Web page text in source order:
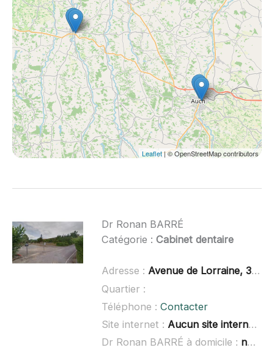
Leaflet| © OpenStreetMap contributors
Dr Ronan BARRÉ
Catégorie : Cabinet dentaire
Adresse : Avenue de Lorraine, 32190 Vic-Fezensac
Quartier :
Téléphone : Contacter
Site internet : Aucun site internet connu
Dr Ronan BARRÉ à domicile : non renseigné